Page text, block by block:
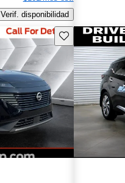
Verif. disponibilidad
Guarda este Aviso